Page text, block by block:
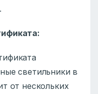
светильники в
от нескольких